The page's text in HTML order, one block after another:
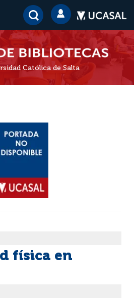
Católica de Salta
física en